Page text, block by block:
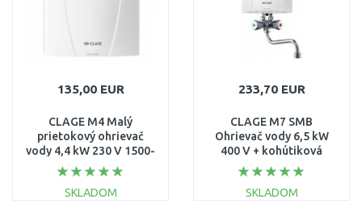
135,00 EUR
CLAGE M4 Malý
prietokový ohrievač
vody 4,4 kW 230 V 1500-
17004
SKLADOM
233,70 EUR
CLAGE M7 SMB
Ohrievač vody 6,5 kW
400 V + kohútiková
armatúra 1500-17107
SKLADOM